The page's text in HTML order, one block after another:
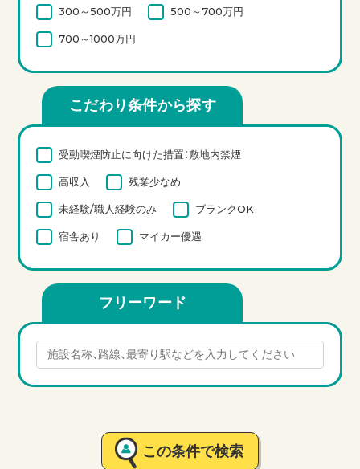
300～500万円 500～700万円
700～1000万円
こだわり条件から探す
受動喫煙防止に向けた措置：敷地内禁煙
高収入 残業少なめ
未経験/職人経験のみ ブランクOK
宿舎あり マイカー優遇
フリーワード
この条件で検索